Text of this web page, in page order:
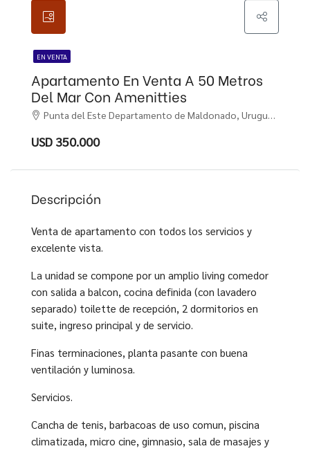
EN VENTA
Apartamento En Venta A 50 Metros
Del Mar Con Amenitties
Punta del Este Departamento de Maldonado, Uruguay, , Punta del Este
USD 350.000
Descripción
Venta de apartamento con todos los servicios y
excelente vista.
La unidad se compone por un amplio living comedor
con salida a balcon, cocina definida (con lavadero
separado) toilette de recepción, 2 dormitorios en
suite, ingreso principal y de servicio.
Finas terminaciones, planta pasante con buena
ventilación y luminosa.
Servicios.
Cancha de tenis, barbacoas de uso comun, piscina
climatizada, micro cine, gimnasio, sala de masajes y